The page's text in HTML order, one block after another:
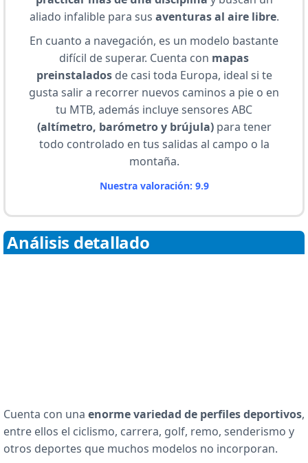
aliado infalible para sus aventuras al aire libre.
En cuanto a navegación, es un modelo bastante
difícil de superar. Cuenta con mapas
preinstaladosde casi toda Europa, ideal si te
gusta salir a recorrer nuevos caminos a pie o en
tu MTB, además incluye sensores ABC
(altímetro, barómetro y brújula)para tener
todo controlado en tus salidas al campo o la
montaña.
Nuestra valoración: 9.9
Análisis detallado
Cuenta con una enorme variedad de perfiles deportivos,
entre ellos el ciclismo, carrera, golf, remo, senderismo y
otros deportes que muchos modelos no incorporan.